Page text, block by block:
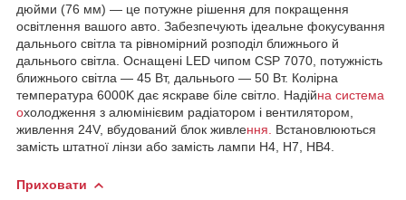
дюйми (76 мм) — це потужне рішення для покращення
освітлення вашого авто. Забезпечують ідеальне фокусування
дальнього світла та рівномірний розподіл ближнього й
дальнього світла. Оснащені LED чипом CSP 7070, потужність
ближнього світла — 45 Вт, дальнього — 50 Вт. Колірна
температура 6000K дає яскраве біле світло. Надійна система
охолодження з алюмінієвим радіатором і вентилятором,
живлення 24V, вбудований блок живлення. Встановлюються
замість штатної лінзи або замість лампи H4, H7, HB4.
Приховати